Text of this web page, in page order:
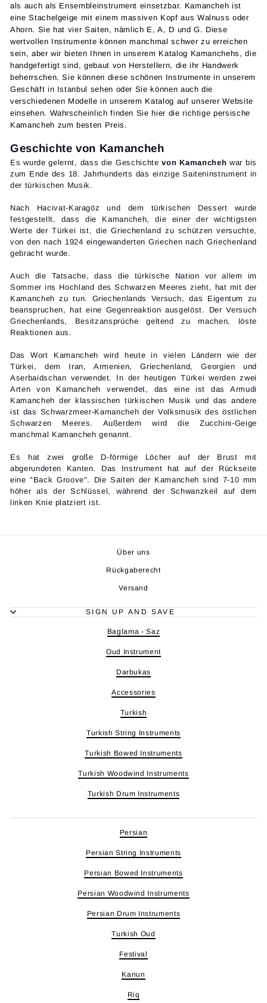
als auch als Ensembleinstrument einsetzbar. Kamancheh ist
eine Stachelgeige mit einem massiven Kopf aus Walnuss oder
Ahorn. Sie hat vier Saiten, nämlich E, A, D und G. Diese
wertvollen Instrumente können manchmal schwer zu erreichen
sein, aber wir bieten Ihnen in unserem Katalog Kamanchehs, die
handgefertigt sind, gebaut von Herstellern, die ihr Handwerk
beherrschen. Sie können diese schönen Instrumente in unserem
Geschäft in Istanbul sehen oder Sie können auch die
verschiedenen Modelle in unserem Katalog auf unserer Website
einsehen. Wahrscheinlich finden Sie hier die richtige persische
Kamancheh zum besten Preis.
Geschichte von Kamancheh
Es wurde gelernt, dass die Geschichte von Kamancheh war bis
zum Ende des 18. Jahrhunderts das einzige Saiteninstrument in
der türkischen Musik.
Nach Hacivat-Karagöz und dem türkischen Dessert wurde
festgestellt, dass die Kamancheh, die einer der wichtigsten
Werte der Türkei ist, die Griechenland zu schützen versuchte,
von den nach 1924 eingewanderten Griechen nach Griechenland
gebracht wurde.
Auch die Tatsache, dass die türkische Nation vor allem im
Sommer ins Hochland des Schwarzen Meeres zieht, hat mit der
Kamancheh zu tun. Griechenlands Versuch, das Eigentum zu
beanspruchen, hat eine Gegenreaktion ausgelöst. Der Versuch
Griechenlands, Besitzansprüche geltend zu machen, löste
Reaktionen aus.
Das Wort Kamancheh wird heute in vielen Ländern wie der
Türkei, dem Iran, Armenien, Griechenland, Georgien und
Aserbaidschan verwendet. In der heutigen Türkei werden zwei
Arten von Kamancheh verwendet, das eine ist das Armudi
Kamancheh der klassischen türkischen Musik und das andere
ist das Schwarzmeer-Kamancheh der Volksmusik des östlichen
Schwarzen Meeres. Außerdem wird die Zucchini-Geige
manchmal Kamancheh genannt.
Es hat zwei große D-förmige Löcher auf der Brust mit
abgerundeten Kanten. Das Instrument hat auf der Rückseite
eine "Back Groove". Die Saiten der Kamancheh sind 7-10 mm
höher als der Schlüssel, während der Schwanzkeil auf dem
linken Knie platziert ist.
Über uns
Rückgaberecht
Versand
SIGN UP AND SAVE
Baglama - Saz
Oud Instrument
Darbukas
Accessories
Turkish
Turkish String Instruments
Turkish Bowed Instruments
Turkish Woodwind Instruments
Turkish Drum Instruments
Persian
Persian String Instruments
Persian Bowed Instruments
Persian Woodwind Instruments
Persian Drum Instruments
Turkish Oud
Festival
Kanun
Riq